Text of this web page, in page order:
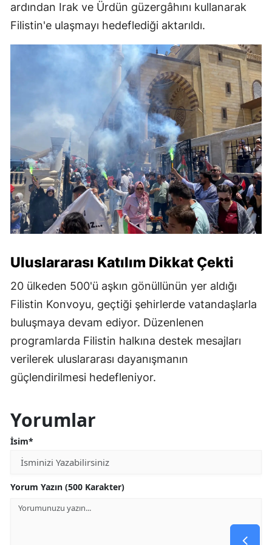
ardından Irak ve Ürdün güzergâhını kullanarak
Filistin'e ulaşmayı hedeflediği aktarıldı.
Uluslararası Katılım Dikkat Çekti
20 ülkeden 500'ü aşkın gönüllünün yer aldığı
Filistin Konvoyu, geçtiği şehirlerde vatandaşlarla
buluşmaya devam ediyor. Düzenlenen
programlarda Filistin halkına destek mesajları
verilerek uluslararası dayanışmanın
güçlendirilmesi hedefleniyor.
Yorumlar
İsim*
Yorum Yazın (500 Karakter)